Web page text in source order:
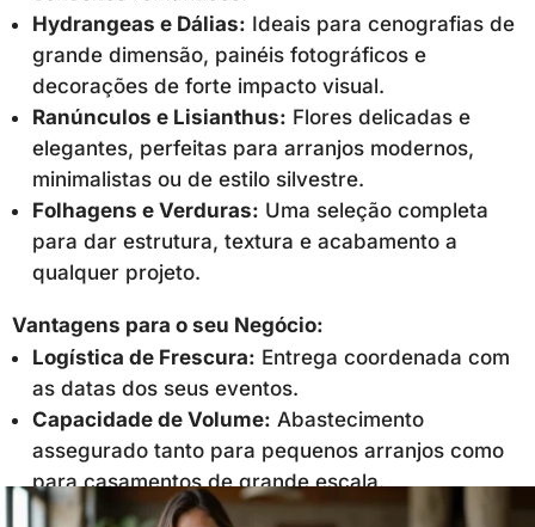
Hydrangeas e Dálias: Ideais para cenografias de
grande dimensão, painéis fotográficos e
decorações de forte impacto visual.
Ranúnculos e Lisianthus: Flores delicadas e
elegantes, perfeitas para arranjos modernos,
minimalistas ou de estilo silvestre.
Folhagens e Verduras: Uma seleção completa
para dar estrutura, textura e acabamento a
qualquer projeto.
Vantagens para o seu Negócio:
Logística de Frescura: Entrega coordenada com
as datas dos seus eventos.
Capacidade de Volume: Abastecimento
assegurado tanto para pequenos arranjos como
para casamentos de grande escala.
Ver Stock Disponível